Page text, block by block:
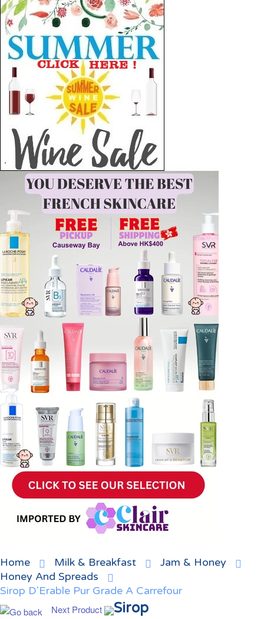
Home Milk & Breakfast
Jam & Honey
Honey And Spreads
Sirop D'Erable Pur Grade A Carrefour
Next Product
Sirop